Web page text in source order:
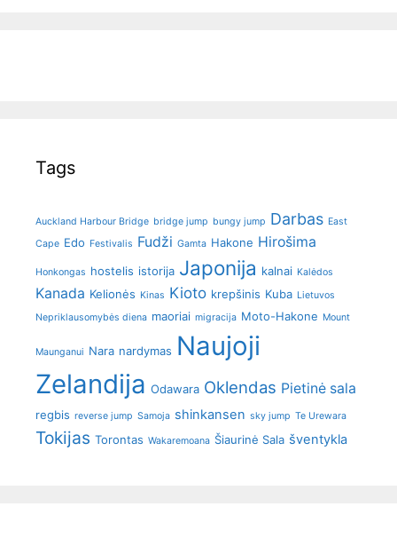
Tags
Auckland Harbour Bridge bridge jump bungy jump Darbas East
Cape Edo Festivalis Fudži Gamta Hakone Hirošima
Honkongas hostelis istorija Japonija kalnai Kalėdos
Kanada Kelionės Kinas Kioto krepšinis Kuba Lietuvos
Nepriklausomybės diena maoriai migracija Moto-Hakone Mount
Maunganui Nara nardymas Naujoji
Zelandija Odawara Oklendas Pietinė sala
regbis reverse jump Samoja shinkansen sky jump Te Urewara
Tokijas Torontas Wakaremoana Šiaurinė Sala šventykla